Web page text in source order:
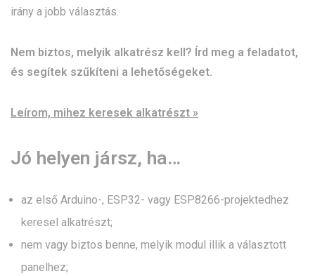
irány a jobb választás.
Nem biztos, melyik alkatrész kell? Írd meg a feladatot,
és segítek szűkíteni a lehetőségeket.
Leírom, mihez keresek alkatrészt »
Jó helyen jársz, ha…
az első Arduino-, ESP32- vagy ESP8266-projektedhez
keresel alkatrészt;
nem vagy biztos benne, melyik modul illik a választott
panelhez;